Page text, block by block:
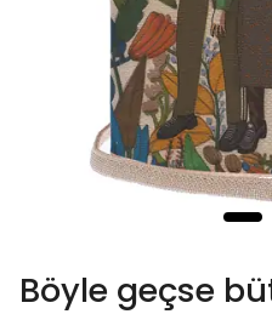
Böyle geçse